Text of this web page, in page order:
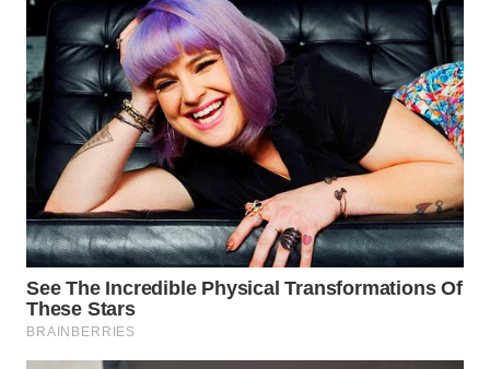
WN
BINTAN
WN
MANDALIKA
LIKUPANG
WN
LABUANBAJO